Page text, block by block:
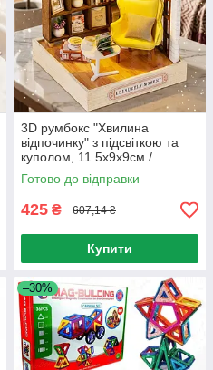
3D румбокс "Хвилина
відпочинку" з підсвіткою та
куполом, 11.5х9х9см /
Конструктор 3D / Інтер'єрний
конструктор / Румбокс
Готово до відправки
425 ₴ 607,14 ₴
Купити
–30%